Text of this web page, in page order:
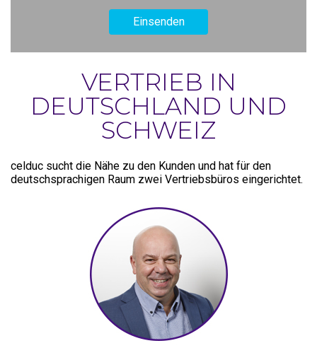
VERTRIEB IN
DEUTSCHLAND UND
SCHWEIZ
celduc sucht die Nähe zu den Kunden und hat für den
deutschsprachigen Raum zwei Vertriebsbüros eingerichtet.